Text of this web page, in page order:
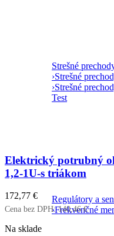
Strešné
›Strešné
›Strešné
Test
Regulátory a
›Frekvenčné
Elektrický potrubný
1,2-1U-s triákom
172,77 €
Cena bez DPH:140,46€
Na sklade